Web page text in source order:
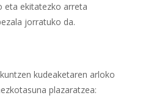
eta ekitatezko arreta
jorratuko da.
kudeaketaren arloko
plazaratzea: